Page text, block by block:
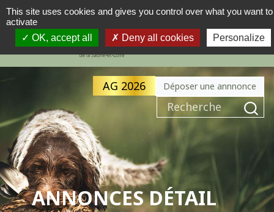
NAVIGATION PRINCIPALE
MENU
AG 2026 Déposer une annnonce
Recherche pour :
ANNONCES DÉTAIL
This site uses cookies and gives you control over what you want to
activate
OK, accept all
Deny all cookies Personalize